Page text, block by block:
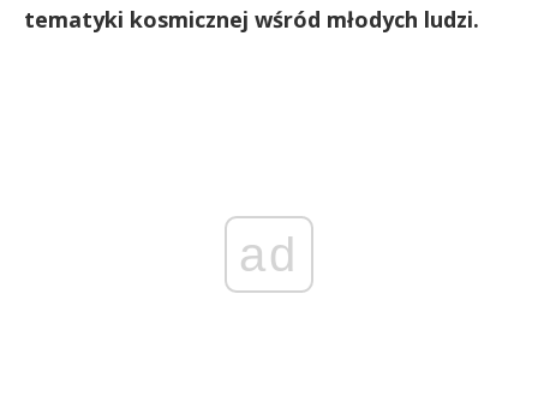
tematyki kosmicznej wśród młodych ludzi.
ad